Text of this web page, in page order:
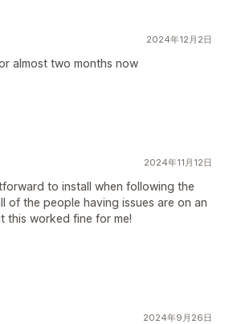
2024年12月2日
almost two months now
2024年11月12日
to install when following the
of the people having issues are on an
this worked fine for me!
2024年9月26日